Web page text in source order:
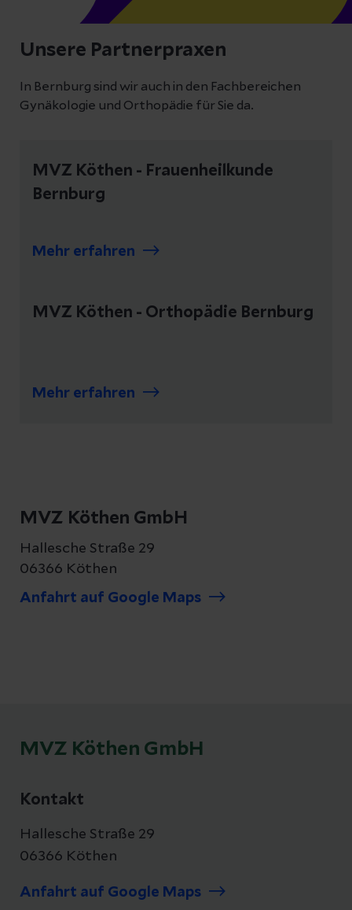
Unsere Partnerpraxen
In Bernburg sind wir auch in den Fachbereichen
Gynäkologie und Orthopädie für Sie da.
MVZ Köthen - Frauenheilkunde
Bernburg
Mehr erfahren
MVZ Köthen - Orthopädie Bernburg
Mehr erfahren
MVZ Köthen GmbH
Hallesche Straße 29
06366 Köthen
Anfahrt auf Google Maps
MVZ Köthen GmbH
Kontakt
Hallesche Straße 29
06366 Köthen
Anfahrt auf Google Maps